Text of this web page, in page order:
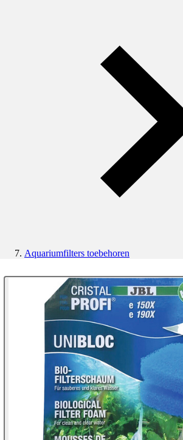
Aquariumfilters toebehoren